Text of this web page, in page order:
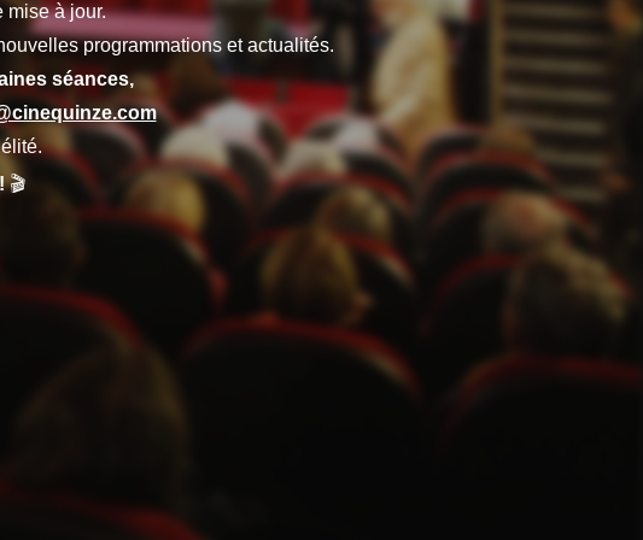
mise à jour.
programmations et actualités.
séances,
🎬